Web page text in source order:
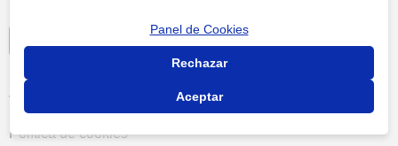
Términos y condiciones
Política de cookies
Panel de Cookies
Rechazar
Aceptar